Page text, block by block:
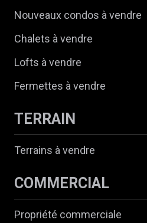
Nouveaux condos à vendre
Chalets à vendre
Lofts à vendre
Fermettes à vendre
TERRAIN
Terrains à vendre
COMMERCIAL
Propriété commerciale